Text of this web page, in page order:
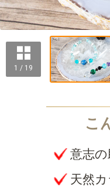
1 / 19
意志の
天然